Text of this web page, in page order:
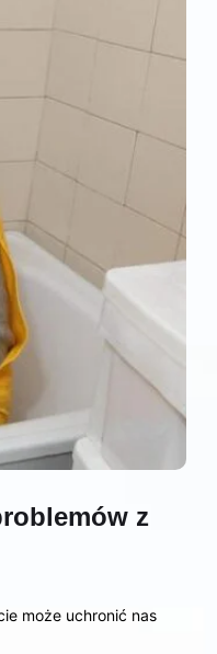
z
może uchronić nas